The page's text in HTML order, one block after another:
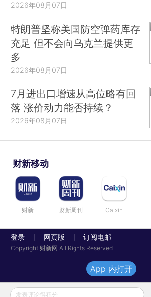
2026年08月07日
特朗普坚称美国防空弹药库存
充足 但不会向乌克兰提供更
多
2026年08月07日
7月进出口增速从高位略有回
落 涨价动力能否持续？
2026年08月07日
财新移动
财新 财新周刊 Caixin
登录 网页版 订阅电邮
Copyright 财新网 All Rights Reserved
发表评论得积分
App 内打开